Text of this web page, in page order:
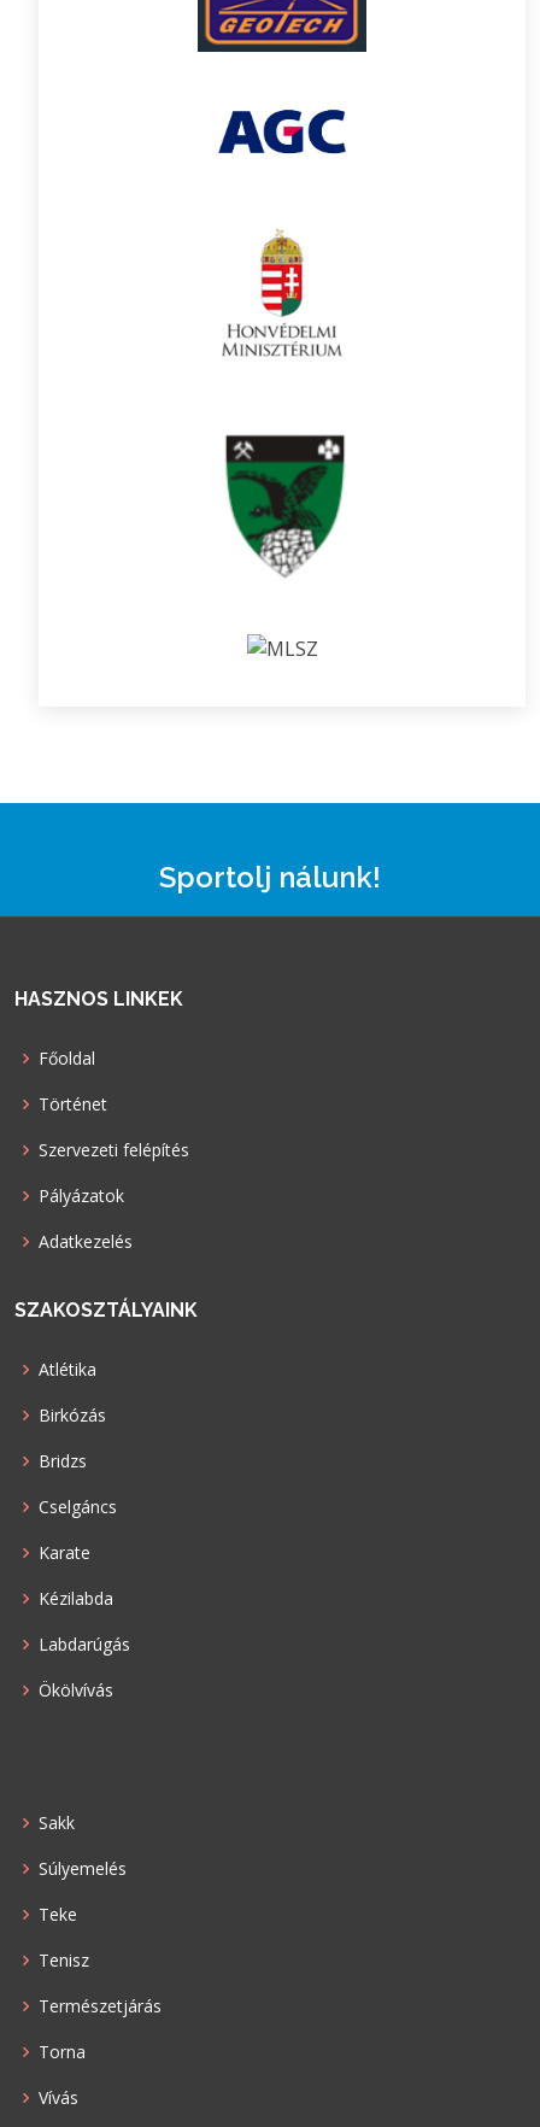
Sportolj nálunk!
HASZNOS LINKEK
Főoldal
Történet
Szervezeti felépítés
Pályázatok
Adatkezelés
SZAKOSZTÁLYAINK
Atlétika
Birkózás
Bridzs
Cselgáncs
Karate
Kézilabda
Labdarúgás
Ökölvívás
Sakk
Súlyemelés
Teke
Tenisz
Természetjárás
Torna
Vívás